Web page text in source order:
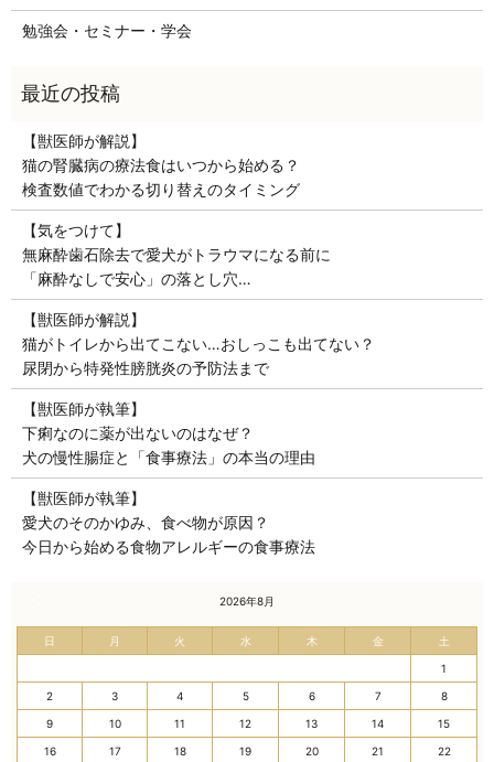
勉強会・セミナー・学会
【獣医師が解説】
猫の腎臓病の療法食はいつから始める？
検査数値でわかる切り替えのタイミング
【気をつけて】
無麻酔歯石除去で愛犬がトラウマになる前に
「麻酔なしで安心」の落とし穴…
【獣医師が解説】
猫がトイレから出てこない…おしっこも出てない？
尿閉から特発性膀胱炎の予防法まで
【獣医師が執筆】
下痢なのに薬が出ないのはなぜ？
犬の慢性腸症と「食事療法」の本当の理由
【獣医師が執筆】
愛犬のそのかゆみ、食べ物が原因？
今日から始める食物アレルギーの食事療法
2026年8月
日 月 火 水 木 金 土
1
2 3 4 5 6 7 8
9 10 11 12 13 14 15
16 17 18 19 20 21 22